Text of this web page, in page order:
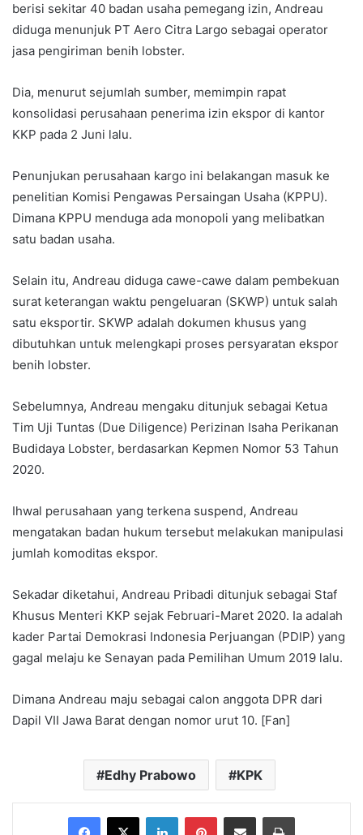
berisi sekitar 40 badan usaha pemegang izin, Andreau
diduga menunjuk PT Aero Citra Largo sebagai operator
jasa pengiriman benih lobster.
Dia, menurut sejumlah sumber, memimpin rapat
konsolidasi perusahaan penerima izin ekspor di kantor
KKP pada 2 Juni lalu.
Penunjukan perusahaan kargo ini belakangan masuk ke
penelitian Komisi Pengawas Persaingan Usaha (KPPU).
Dimana KPPU menduga ada monopoli yang melibatkan
satu badan usaha.
Selain itu, Andreau diduga cawe-cawe dalam pembekuan
surat keterangan waktu pengeluaran (SKWP) untuk salah
satu eksportir. SKWP adalah dokumen khusus yang
dibutuhkan untuk melengkapi proses persyaratan ekspor
benih lobster.
Sebelumnya, Andreau mengaku ditunjuk sebagai Ketua
Tim Uji Tuntas (Due Diligence) Perizinan Isaha Perikanan
Budidaya Lobster, berdasarkan Kepmen Nomor 53 Tahun
2020.
Ihwal perusahaan yang terkena suspend, Andreau
mengatakan badan hukum tersebut melakukan manipulasi
jumlah komoditas ekspor.
Sekadar diketahui, Andreau Pribadi ditunjuk sebagai Staf
Khusus Menteri KKP sejak Februari-Maret 2020. Ia adalah
kader Partai Demokrasi Indonesia Perjuangan (PDIP) yang
gagal melaju ke Senayan pada Pemilihan Umum 2019 lalu.
Dimana Andreau maju sebagai calon anggota DPR dari
Dapil VII Jawa Barat dengan nomor urut 10. [Fan]
Edhy Prabowo KPK
Facebook
X LinkedInPinterestShare via Email Print